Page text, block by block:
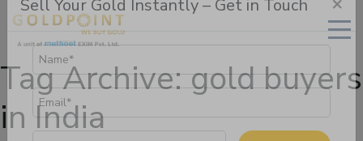
Tag Archive: gold buyers
in India
Sell Your Gold Instantly – Get in Touch ×